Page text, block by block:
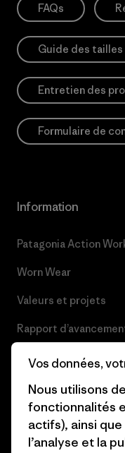
FAQs
Guide des tailles
Entretien des
Formulaire de
Information
Patagonia Action
Worn Wear
Valeurs et projets
Rapport
Business Unusual
Objectifs climatiques
1% For The Planet
Comment nous
Vos données,
Nous utilisons
fonctionnalités
actifs), ainsi
l’analyse et la